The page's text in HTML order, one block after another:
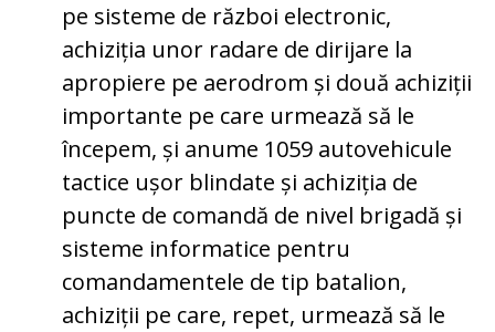
pe sisteme de război electronic,
achiziția unor radare de dirijare la
apropiere pe aerodrom și două achiziții
importante pe care urmează să le
începem, și anume 1059 autovehicule
tactice ușor blindate și achiziția de
puncte de comandă de nivel brigadă și
sisteme informatice pentru
comandamentele de tip batalion,
achiziții pe care, repet, urmează să le